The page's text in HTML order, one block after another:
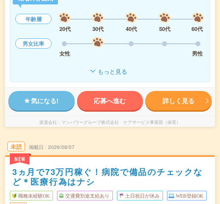
年齢層
20代
30代 40代 50代
60代
男女比率
女性
男性
もっと見る
気になる! 応募へ進む 詳しく見る
派遣会社 マンパワーグループ株式会社 ケアサービス事業部（保育）
未読
NEW
掲載日 2026/08/07
3ヵ月で73万円稼ぐ！病院で備品のチェックな
ど＊医療行為はナシ
職種未経験OK 交通費別途支給あり 土日祝日が休み WEB登録OK